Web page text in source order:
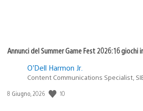
Annunci del Summer Game Fest 2026: 16 giochi
O’Dell Harmon Jr.
Content Communications Specialist,
Data
8 Giugno, 2026 10